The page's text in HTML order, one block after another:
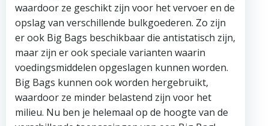
waardoor ze geschikt zijn voor het vervoer en de
opslag van verschillende bulkgoederen. Zo zijn
er ook Big Bags beschikbaar die antistatisch zijn,
maar zijn er ook speciale varianten waarin
voedingsmiddelen opgeslagen kunnen worden.
Big Bags kunnen ook worden hergebruikt,
waardoor ze minder belastend zijn voor het
milieu. Nu ben je helemaal op de hoogte van de